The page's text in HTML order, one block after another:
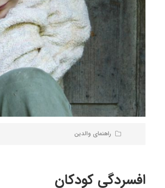
راهنمای والدین
افسردگی کودکان